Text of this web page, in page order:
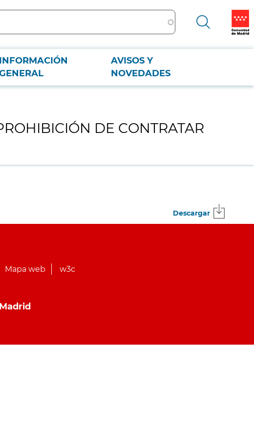
INFORMACIÓN
AVISOS Y
NOVEDADES
FIRME.
DE CONTRATAR
Descargar
Mapa web w3c